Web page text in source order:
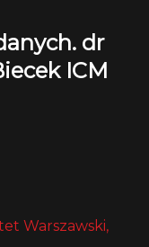
dr
ICM
Warszawski,